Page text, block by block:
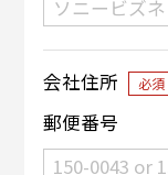
会社住所 必須
郵便番号